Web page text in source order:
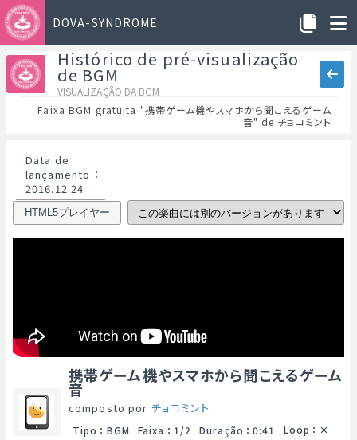
DOVA-SYNDROME
Histórico de pré-visualização
de BGM
VISUALIZAÇÃO DA BGM
Faixa BGM gratuita "携帯ゲーム機やスマホから聞こえるゲーム
音" de チョコミント
Data de
lançamento ：
2016.12.24
HTML5プレイヤー
携帯ゲーム機やスマホから聞こえるゲーム
音
composto por チョコミント
Tipo ： BGM Faixa ： 1/2 Duração ： 0:41 Loop ：